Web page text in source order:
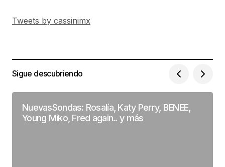
Tweets by cassinimx
Sigue descubriendo
NuevasSondas: Rosalía, Katy Perry, BENEE,
Young Miko, Fred again.. y más